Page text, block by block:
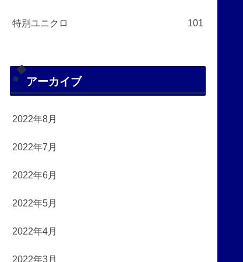
特別ユニクロ 101
アーカイブ
2022年8月
2022年7月
2022年6月
2022年5月
2022年4月
2022年3月